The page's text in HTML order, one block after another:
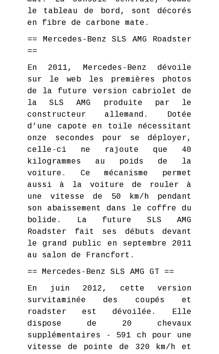
le tableau de bord, sont décorés
en fibre de carbone mate.
== Mercedes-Benz SLS AMG Roadster
==
En 2011, Mercedes-Benz dévoile
sur le web les premières photos
de la future version cabriolet de
la SLS AMG produite par le
constructeur allemand. Dotée
d'une capote en toile nécessitant
onze secondes pour se déployer,
celle-ci ne rajoute que 40
kilogrammes au poids de la
voiture. Ce mécanisme permet
aussi à la voiture de rouler à
une vitesse de 50 km/h pendant
son abaissement dans le coffre du
bolide. La future SLS AMG
Roadster fait ses débuts devant
le grand public en septembre 2011
au salon de Francfort.
== Mercedes-Benz SLS AMG GT ==
En juin 2012, cette version
survitaminée des coupés et
roadster est dévoilée. Elle
dispose de 20 chevaux
supplémentaires - 591 ch pour une
vitesse de pointe de 320 km/h et